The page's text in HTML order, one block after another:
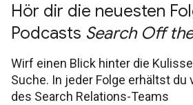
Hör dir die neuesten
Podcasts Search Off
Wirf einen Blick hinter die
Suche. In jeder Folge erhältst du
des Search Relations-Teams